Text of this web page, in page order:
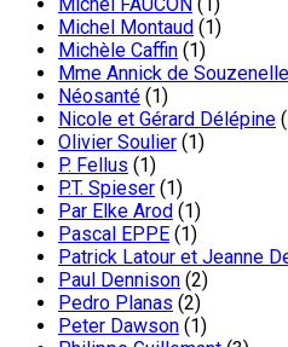
Michel FAUCON (1)
Michel Montaud (1)
Michèle Caffin (1)
Mme Annick de Souzenelle
Néosanté (1)
Nicole et Gérard Délépine
Olivier Soulier (1)
P. Fellus (1)
P.T. Spieser (1)
Par Elke Arod (1)
Pascal EPPE (1)
Patrick Latour et Jeanne
Paul Dennison (2)
Pedro Planas (2)
Peter Dawson (1)